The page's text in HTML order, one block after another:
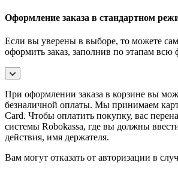
Оформление заказа в стандартном
Если вы уверены в выборе, то можете
оформить заказ, заполнив по этапам всю
При оформлении заказа в корзине вы
безналичной оплаты. Мы принимаем
Card. Чтобы оплатить покупку, вас
системы Robokassa, где вы должны
действия, имя держателя.
Вам могут отказать от авторизации в